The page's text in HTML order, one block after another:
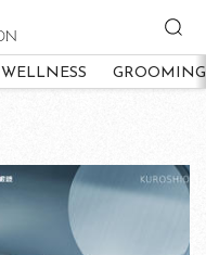
WELLNESS GROOMING